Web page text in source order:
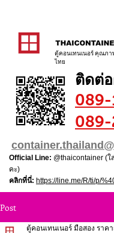
ตู้คอนเทนเนอร์ คุณภ
ไทย
ติดต่
089-
Official Line: @thaicontainer (
คะ)
คลิกที่นี่: https://line.me/R/ti/p/
Post
ตู้คอนเทนเนอร์ มือสอง ราค